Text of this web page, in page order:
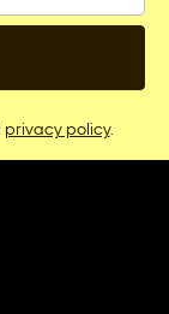
privacy policy.